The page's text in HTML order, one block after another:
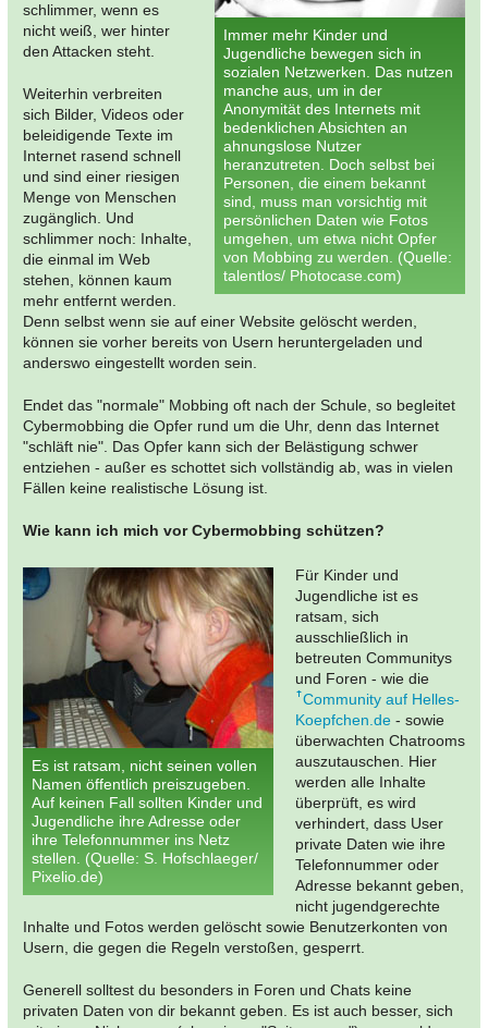
Immer mehr Kinder und
Jugendliche bewegen sich in
sozialen Netzwerken. Das nutzen
manche aus, um in der
Anonymität des Internets mit
bedenklichen Absichten an
ahnungslose Nutzer
heranzutreten. Doch selbst bei
Personen, die einem bekannt
sind, muss man vorsichtig mit
persönlichen Daten wie Fotos
umgehen, um etwa nicht Opfer
von Mobbing zu werden. (Quelle:
talentlos/ Photocase.com)
schlimmer, wenn es
nicht weiß, wer hinter
den Attacken steht.
Weiterhin verbreiten
sich Bilder, Videos oder
beleidigende Texte im
Internet rasend schnell
und sind einer riesigen
Menge von Menschen
zugänglich. Und
schlimmer noch: Inhalte,
die einmal im Web
stehen, können kaum
mehr entfernt werden.
Denn selbst wenn sie auf einer Website gelöscht werden,
können sie vorher bereits von Usern heruntergeladen und
anderswo eingestellt worden sein.
Endet das "normale" Mobbing oft nach der Schule, so begleitet
Cybermobbing die Opfer rund um die Uhr, denn das Internet
"schläft nie". Das Opfer kann sich der Belästigung schwer
entziehen - außer es schottet sich vollständig ab, was in vielen
Fällen keine realistische Lösung ist.
Wie kann ich mich vor Cybermobbing schützen?
Es ist ratsam, nicht seinen vollen
Namen öffentlich preiszugeben.
Auf keinen Fall sollten Kinder und
Jugendliche ihre Adresse oder
ihre Telefonnummer ins Netz
stellen. (Quelle: S. Hofschlaeger/
Pixelio.de)
Für Kinder und
Jugendliche ist es
ratsam, sich
ausschließlich in
betreuten Communitys
und Foren - wie die
Community auf Helles-
Koepfchen.de - sowie
überwachten Chatrooms
auszutauschen. Hier
werden alle Inhalte
überprüft, es wird
verhindert, dass User
private Daten wie ihre
Telefonnummer oder
Adresse bekannt geben,
nicht jugendgerechte
Inhalte und Fotos werden gelöscht sowie Benutzerkonten von
Usern, die gegen die Regeln verstoßen, gesperrt.
Generell solltest du besonders in Foren und Chats keine
privaten Daten von dir bekannt geben. Es ist auch besser, sich